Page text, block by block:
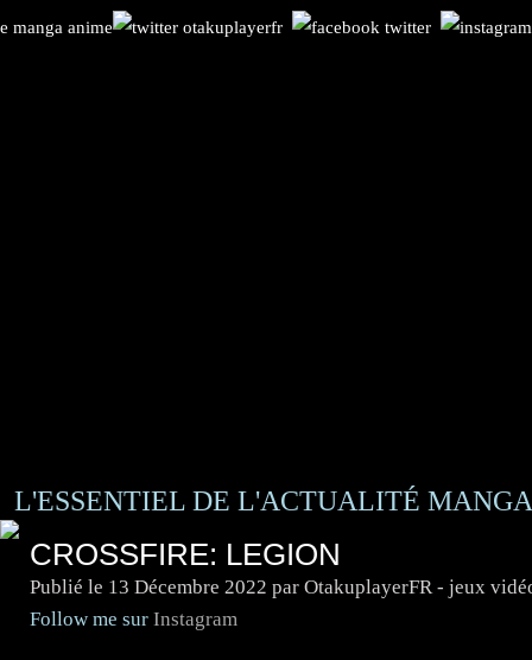
L'ESSENTIEL DE L'ACTUALITÉ
CROSSFIRE: LEGION
Publié le 13 Décembre 2022 par OtakuplayerFR - jeux
Follow me sur Instagram